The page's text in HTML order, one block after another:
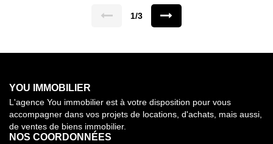
900m², terrasse bien exposé. Gare et commerces sur place !!
1/3
YOU IMMOBILIER
L'agence You immobilier est à votre disposition pour vous
accompagner dans vos projets de locations, d'achats, mais aussi,
de ventes de biens immobilier.
NOS COORDONNÉES